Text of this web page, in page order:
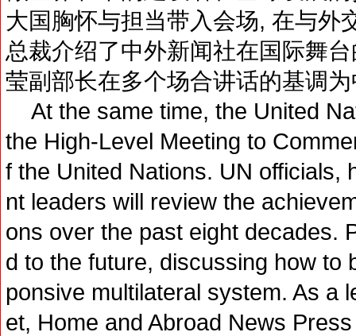
大国胸怀与担当带入会场, 在与外
总裁介绍了中外新闻社在国际舞
莹副部长在多个场合讲话的基调
At the same time, the United
the High-Level Meeting to
f the United Nations. UN officials,
nt leaders will review the
ons over the past eight decades.
d to the future, discussing how to
ponsive multilateral system. As a
et, Home and Abroad News